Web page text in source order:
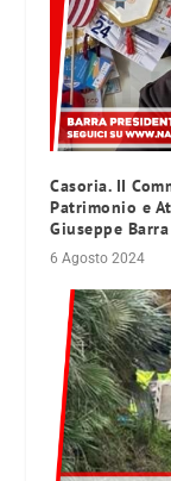
Casoria. II
Patrimonio e
Giuseppe
6 Agosto 2024